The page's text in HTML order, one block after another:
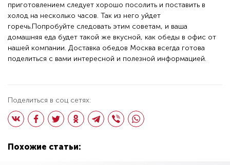
приготовлением следует хорошо посолить и поставить в
холод на несколько часов. Так из него уйдет
горечь.Попробуйте следовать этим советам, и ваша
домашняя еда будет такой же вкусной, как обеды в офис от
нашей компании. Доставка обедов Москва всегда готова
поделиться с вами интересной и полезной информацией.
Поделиться в соц сетях:
Похожие статьи: